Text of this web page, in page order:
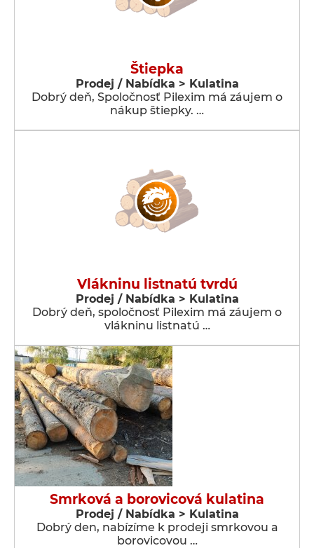
Štiepka
Prodej / Nabídka > Kulatina
Dobrý deň, Spoločnosť Pilexim má záujem o
nákup štiepky. …
Vlákninu listnatú tvrdú
Prodej / Nabídka > Kulatina
Dobrý deň, spoločnosť Pilexim má záujem o
vlákninu listnatú …
Smrková a borovicová kulatina
Prodej / Nabídka > Kulatina
Dobrý den, nabízíme k prodeji smrkovou a
borovicovou …